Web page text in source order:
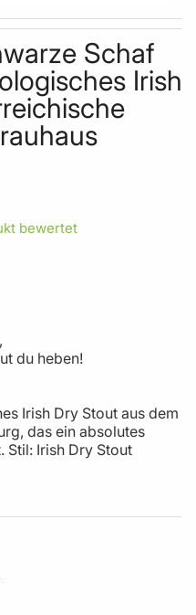
gallery
Schaf
Irish
bewertet
du heben!
Irish Dry Stout aus dem
das ein absolutes
Stil: Irish Dry Stout